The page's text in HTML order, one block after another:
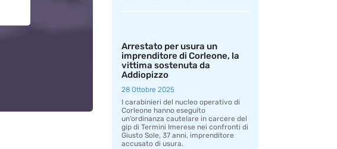
Arrestato per usura un
imprenditore di Corleone, la
vittima sostenuta da
Addiopizzo
28 Ottobre 2025
I carabinieri del nucleo operativo di
Corleone hanno eseguito
un’ordinanza cautelare in carcere del
gip di Termini Imerese nei confronti di
Giusto Sole, 37 anni, imprenditore
accusato di usura.